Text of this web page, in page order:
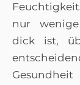
nur
dick ist,